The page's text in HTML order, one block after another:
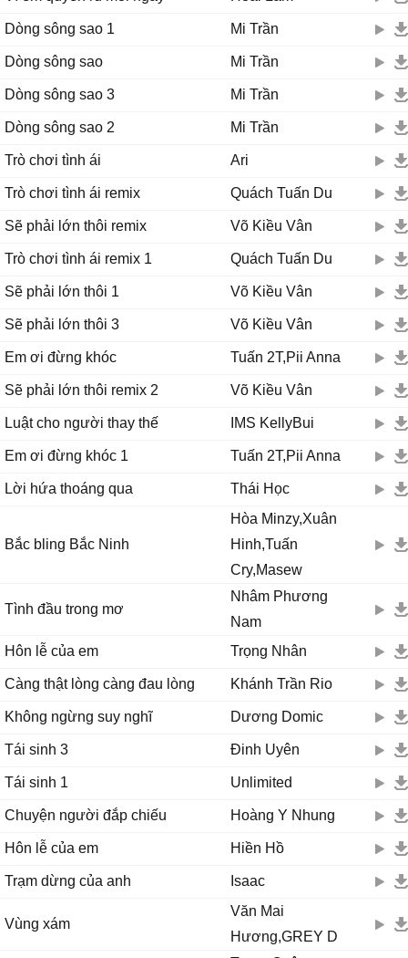
Dòng sông sao 1 Mi Trần
Dòng sông sao Mi Trần
Dòng sông sao 3 Mi Trần
Dòng sông sao 2 Mi Trần
Trò chơi tình ái Ari
Trò chơi tình ái remix Quách Tuấn Du
Sẽ phải lớn thôi remix Võ Kiều Vân
Trò chơi tình ái remix 1 Quách Tuấn Du
Sẽ phải lớn thôi 1 Võ Kiều Vân
Sẽ phải lớn thôi 3 Võ Kiều Vân
Em ơi đừng khóc Tuấn 2T,Pii Anna
Sẽ phải lớn thôi remix 2 Võ Kiều Vân
Luật cho người thay thế IMS KellyBui
Em ơi đừng khóc 1 Tuấn 2T,Pii Anna
Lời hứa thoáng qua Thái Học
Bắc bling Bắc Ninh
Hòa Minzy,Xuân
Hinh,Tuấn
Cry,Masew
Tình đầu trong mơ
Nhâm Phương
Nam
Hôn lễ của em
Trọng Nhân
Càng thật lòng càng đau lòng Khánh Trần Rio
Không ngừng suy nghĩ Dương Domic
Tái sinh 3 Đinh Uyên
Tái sinh 1 Unlimited
Chuyện người đắp chiếu Hoàng Y Nhung
Hôn lễ của em Hiền Hồ
Trạm dừng của anh Isaac
Vùng xám
Văn Mai
Hương,GREY D